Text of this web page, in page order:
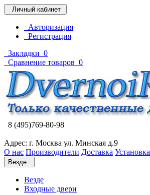
Личный кабинет
Авторизация
Регистрация
Закладки 0
Сравнение товаров 0
8 (495)769-80-98
Адрес: г. Москва ул. Минская д.9
О нас Производители Доставка Установка
Везде
Везде
Входные двери